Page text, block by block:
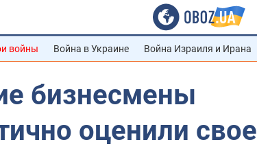
войны Война в Украине Война Израиля и Ирана
бизнесмены
оценили свое